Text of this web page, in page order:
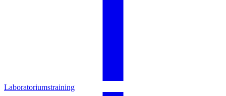
Laboratoriumstraining